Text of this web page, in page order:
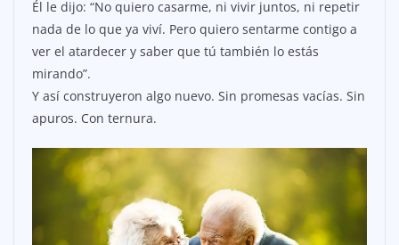
Él le dijo: “No quiero casarme, ni vivir juntos, ni repetir
nada de lo que ya viví. Pero quiero sentarme contigo a
ver el atardecer y saber que tú también lo estás
mirando”.
Y así construyeron algo nuevo. Sin promesas vacías. Sin
apuros. Con ternura.